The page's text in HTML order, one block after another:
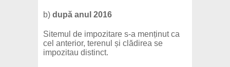
b) după anul 2016
Sitemul de impozitare s-a menținut ca
cel anterior, terenul și clădirea se
impozitau distinct.